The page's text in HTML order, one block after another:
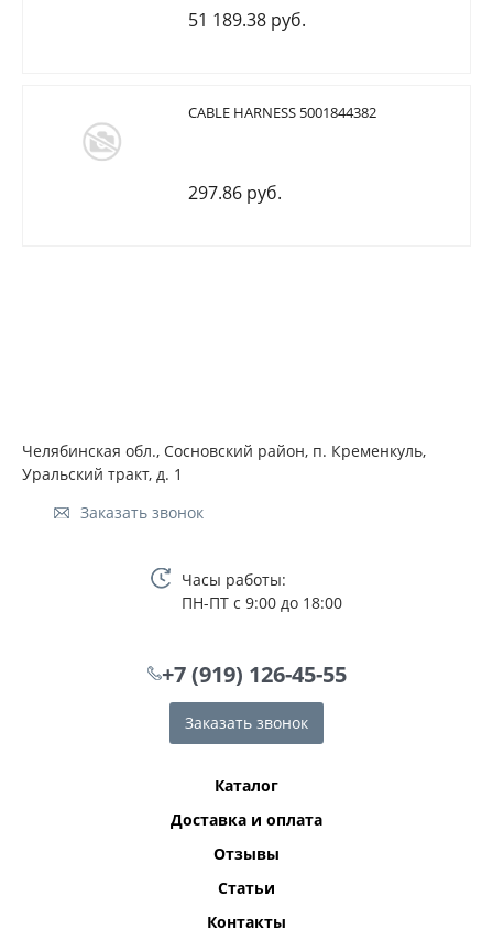
51 189.38 руб.
CABLE HARNESS 5001844382
297.86 руб.
Челябинская обл., Сосновский район, п. Кременкуль,
Уральский тракт, д. 1
Заказать звонок
Часы работы:
ПН-ПТ с 9:00 до 18:00
+7 (919) 126-45-55
Заказать звонок
Каталог
Доставка и оплата
Отзывы
Статьи
Контакты